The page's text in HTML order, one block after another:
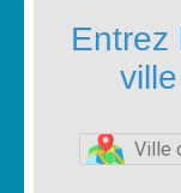
Entrez